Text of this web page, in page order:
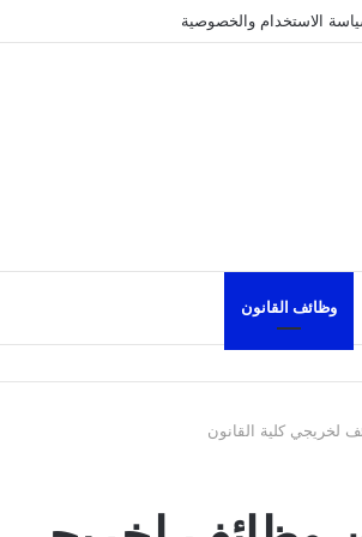
الاستخدام والخصوصية
وظائف القانون
لخريجي كلية القانون